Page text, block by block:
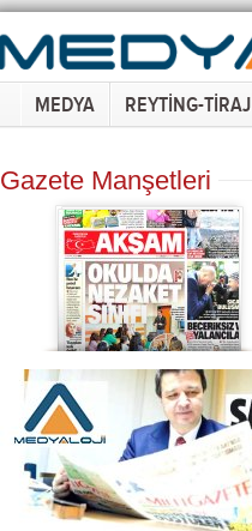
MEDYA REYTİNG-TİRAJ
Gazete Manşetleri